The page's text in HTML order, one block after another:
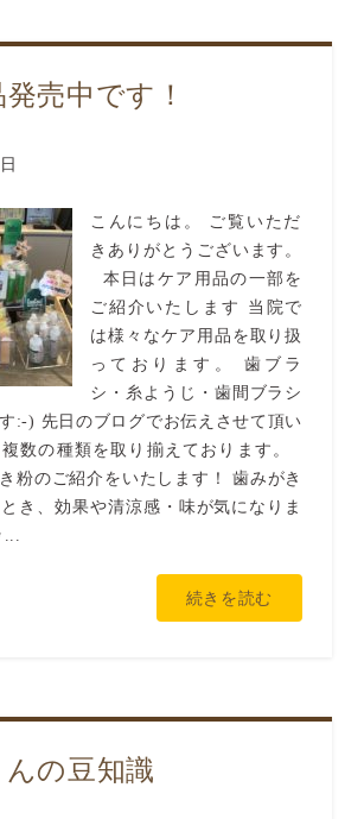
売中です！
こんにちは。 ご覧いただ
きありがとうございます。
本日はケア用品の一部を
ご紹介いたします 当院で
は様々なケア用品を取り扱
っております。 歯ブラ
シ・糸ようじ・歯間ブラシ
:-) 先日のブログでお伝えさせて頂い
数の種類を取り揃えております。
粉のご紹介をいたします！ 歯みがき
き、効果や清涼感・味が気になりま
...
続きを読む
の豆知識